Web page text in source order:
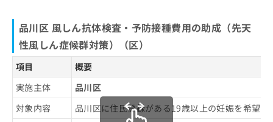
品川区 風しん抗体検査・予防接種費用の助成（先天
性風しん症候群対策）（区）
項目
概要
実施主体
品川区
対象内容
品川区に住民登録がある19歳以上の妊娠を希望